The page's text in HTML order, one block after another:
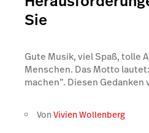
Sie
Gute Musik, viel Spaß, tolle
Menschen. Das Motto
machen”. Diesen Gedanken
VonVivien Wollenberg